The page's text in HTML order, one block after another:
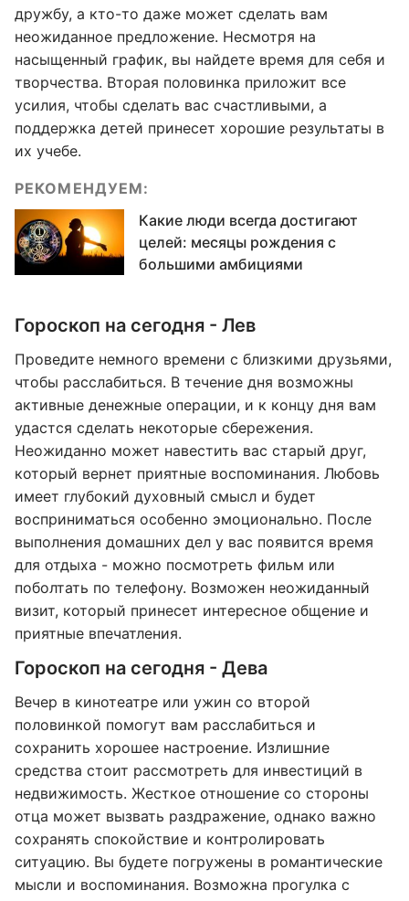
дружбу, а кто-то даже может сделать вам
неожиданное предложение. Несмотря на
насыщенный график, вы найдете время для себя и
творчества. Вторая половинка приложит все
усилия, чтобы сделать вас счастливыми, а
поддержка детей принесет хорошие результаты в
их учебе.
РЕКОМЕНДУЕМ:
Какие люди всегда достигают
целей: месяцы рождения с
большими амбициями
Гороскоп на сегодня - Лев
Проведите немного времени с близкими друзьями,
чтобы расслабиться. В течение дня возможны
активные денежные операции, и к концу дня вам
удастся сделать некоторые сбережения.
Неожиданно может навестить вас старый друг,
который вернет приятные воспоминания. Любовь
имеет глубокий духовный смысл и будет
восприниматься особенно эмоционально. После
выполнения домашних дел у вас появится время
для отдыха - можно посмотреть фильм или
поболтать по телефону. Возможен неожиданный
визит, который принесет интересное общение и
приятные впечатления.
Гороскоп на сегодня - Дева
Вечер в кинотеатре или ужин со второй
половинкой помогут вам расслабиться и
сохранить хорошее настроение. Излишние
средства стоит рассмотреть для инвестиций в
недвижимость. Жесткое отношение со стороны
отца может вызвать раздражение, однако важно
сохранять спокойствие и контролировать
ситуацию. Вы будете погружены в романтические
мысли и воспоминания. Возможна прогулка с